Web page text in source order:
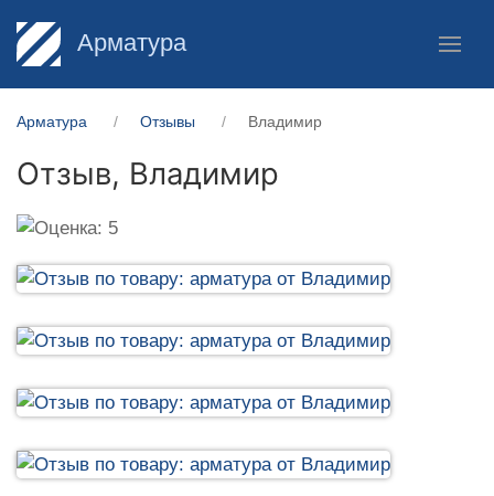
Арматура
Арматура Отзывы Владимир
Отзыв, Владимир